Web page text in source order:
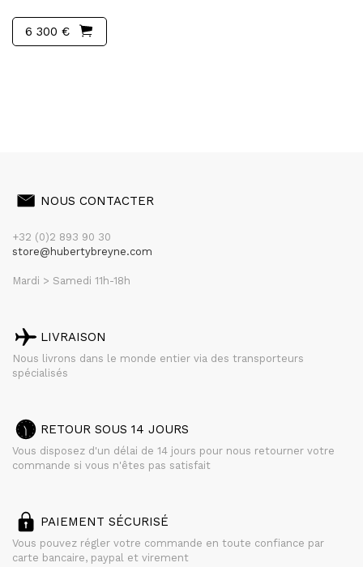
6 300 €
NOUS CONTACTER
+32 (0)2 893 90 30
store@hubertybreyne.com
Mardi > Samedi 11h-18h
LIVRAISON
Nous livrons dans le monde entier via des transporteurs
spécialisés
RETOUR SOUS 14 JOURS
Vous disposez d'un délai de 14 jours pour nous retourner votre
commande si vous n'êtes pas satisfait
PAIEMENT SÉCURISÉ
Vous pouvez régler votre commande en toute confiance par
carte bancaire, paypal et virement